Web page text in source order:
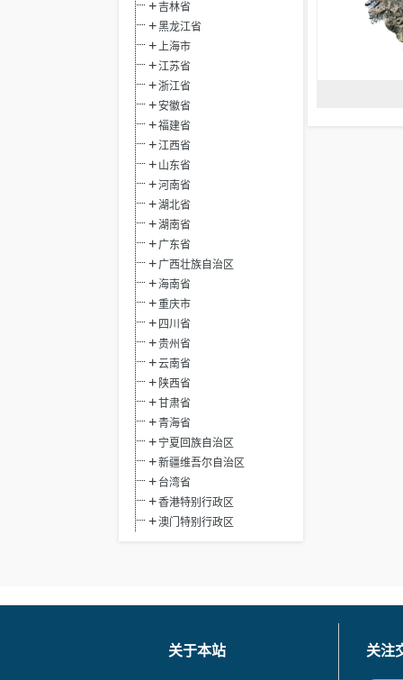
吉林省
黑龙江省
上海市
江苏省
浙江省
安徽省
福建省
江西省
山东省
河南省
湖北省
湖南省
广东省
广西壮族自治区
海南省
重庆市
四川省
贵州省
云南省
陕西省
甘肃省
青海省
宁夏回族自治区
新疆维吾尔自治区
台湾省
香港特别行政区
澳门特别行政区
关于本站 关注